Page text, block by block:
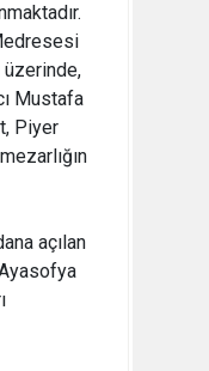
üzerinde,
Mustafa
Piyer
açılan
Ayasofya